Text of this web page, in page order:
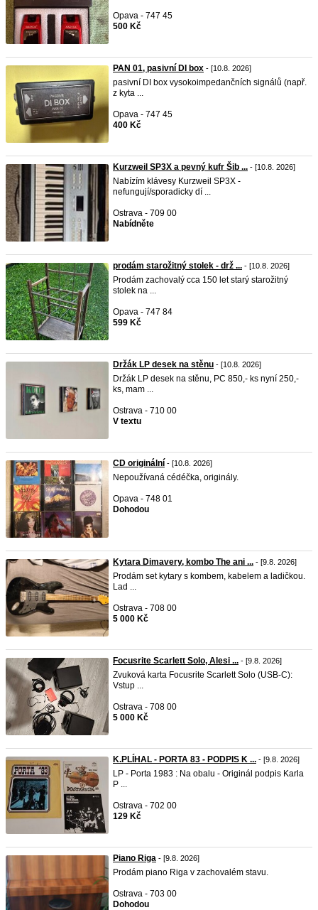
Opava - 747 45
500 Kč
PAN 01, pasivní DI box - [10.8. 2026]
pasivní DI box vysokoimpedančních signálů (např.
z kyta ...
Opava - 747 45
400 Kč
Kurzweil SP3X a pevný kufr Šib ... - [10.8. 2026]
Nabízím klávesy Kurzweil SP3X -
nefungují/sporadicky dí ...
Ostrava - 709 00
Nabídněte
prodám starožitný stolek - drž ... - [10.8. 2026]
Prodám zachovalý cca 150 let starý starožitný
stolek na ...
Opava - 747 84
599 Kč
Držák LP desek na stěnu - [10.8. 2026]
Držák LP desek na stěnu, PC 850,- ks nyní 250,-
ks, mam ...
Ostrava - 710 00
V textu
CD originální - [10.8. 2026]
Nepoužívaná cédéčka, originály.
Opava - 748 01
Dohodou
Kytara Dimavery, kombo The ani ... - [9.8. 2026]
Prodám set kytary s kombem, kabelem a ladičkou.
Lad ...
Ostrava - 708 00
5 000 Kč
Focusrite Scarlett Solo, Alesi ... - [9.8. 2026]
Zvuková karta Focusrite Scarlett Solo (USB-C):
Vstup ...
Ostrava - 708 00
5 000 Kč
K.PLÍHAL - PORTA 83 - PODPIS K ... - [9.8. 2026]
LP - Porta 1983 : Na obalu - Originál podpis Karla
P ...
Ostrava - 702 00
129 Kč
Piano Riga - [9.8. 2026]
Prodám piano Riga v zachovalém stavu.
Ostrava - 703 00
Dohodou